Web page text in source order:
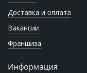
Доставка и оплата
Вакансии
Франшиза
Информация